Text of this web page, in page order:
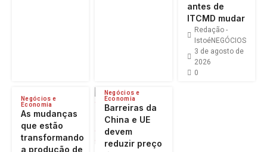
antes de
ITCMD mudar
Redação -
IstoéNEGÓCIOS
3 de agosto de
2026
0
Negócios e
Economia
As mudanças
que estão
transformando
a produção de
Negócios e
Economia
Barreiras da
China e UE
devem
reduzir preço